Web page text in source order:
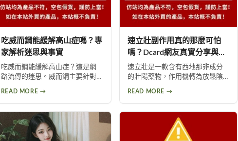
吃威而鋼能緩解高山症嗎？專
家解析迷思與事實
吃威而鋼能緩解高山症？這是網
路流傳的迷思。威而鋼主要針對
眾勿輕信傳言，任何用藥都需經
過專業醫師評估。
READ MORE →
速立壯副作用真的那麼可怕
嗎？Dcard網友真實分享與深
度分析
速立壯是一款含有西地那非成分
的壯陽藥物，作用機轉為放鬆陰
果顯著，但副作用問題始終難以
迴避。本文深入分析速立壯在
Dcard上的討論，幫助你全面了解
READ MORE →